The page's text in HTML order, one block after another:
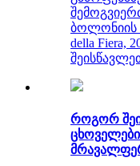
ბოლონიის
della Fiera,
როგორ